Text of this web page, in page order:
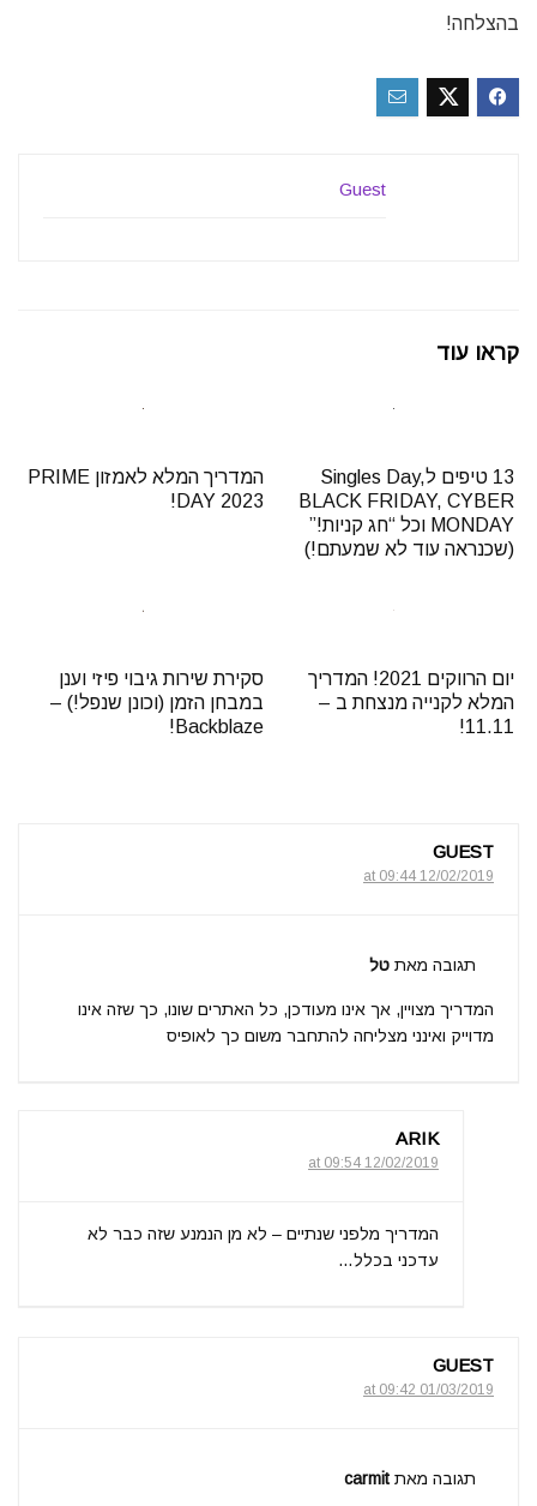
בהצלחה!
Guest
קראו עוד
13 טיפים לSingles Day,
BLACK FRIDAY, CYBER
MONDAY וכל “חג קניות!”
(שכנראה עוד לא שמעתם!)
המדריך המלא לאמזון PRIME
DAY 2023!
יום הרווקים 2021! המדריך
המלא לקנייה מנצחת ב –
11.11!
סקירת שירות גיבוי פיזי וענן
במבחן הזמן (וכונן שנפל!) –
Backblaze!
GUEST
12/02/2019 at 09:44
תגובה מאת טל
המדריך מצויין, אך אינו מעודכן, כל האתרים שונו, כך שזה אינו
מדוייק ואינני מצליחה להתחבר משום כך לאופיס
ARIK
12/02/2019 at 09:54
המדריך מלפני שנתיים – לא מן הנמנע שזה כבר לא
עדכני בכלל…
GUEST
01/03/2019 at 09:42
תגובה מאת carmit